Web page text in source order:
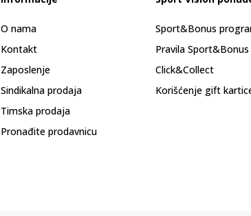
O nama
Kontakt
Zaposlenje
Sindikalna prodaja
Timska prodaja
Pronađite prodavnicu
Sport&Bonus
Pravila
Click&Collect
Korišćenje gift